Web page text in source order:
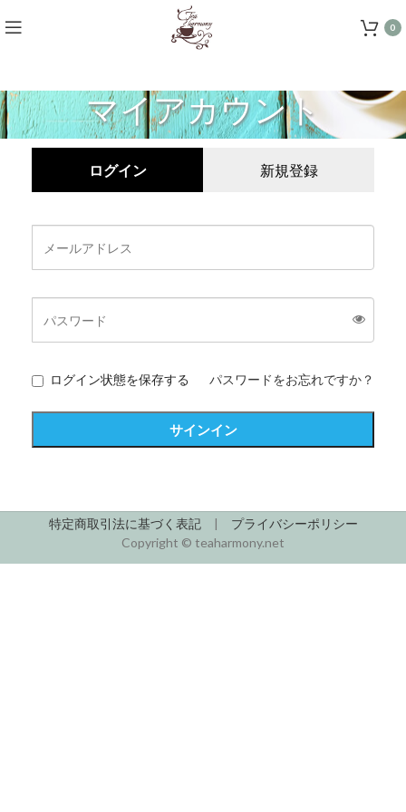
0
マイアカウント
ログイン 新規登録
ログイン状態を保存する パスワードをお忘れですか？
サインイン
特定商取引法に基づく表記| プライバシーポリシー
Copyright © teaharmony.net